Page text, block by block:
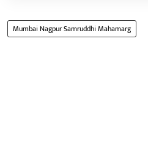
Mumbai Nagpur Samruddhi Mahamarg